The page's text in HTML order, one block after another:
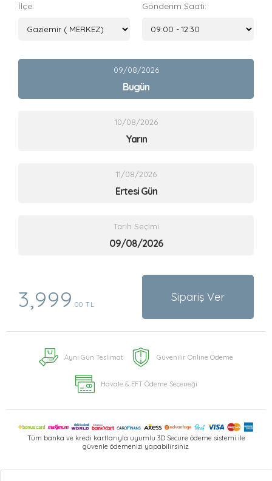
İlçe: Gönderim Saati:
09/08/2026
Bugün
10/08/2026
Yarın
11/08/2026
Ertesi Gün
Tarih Seçimi
3,999 .00 TL
Sipariş Ver
Aynı Gün Teslimat Güvenilir Online Ödeme
Havale & EFT Ödeme Seçeneği
Tüm banka ve kredi kartlarıyla uyumlu 3D Secure ödeme sistemi ile
güvenle ödemenizi yapabilirsiniz.